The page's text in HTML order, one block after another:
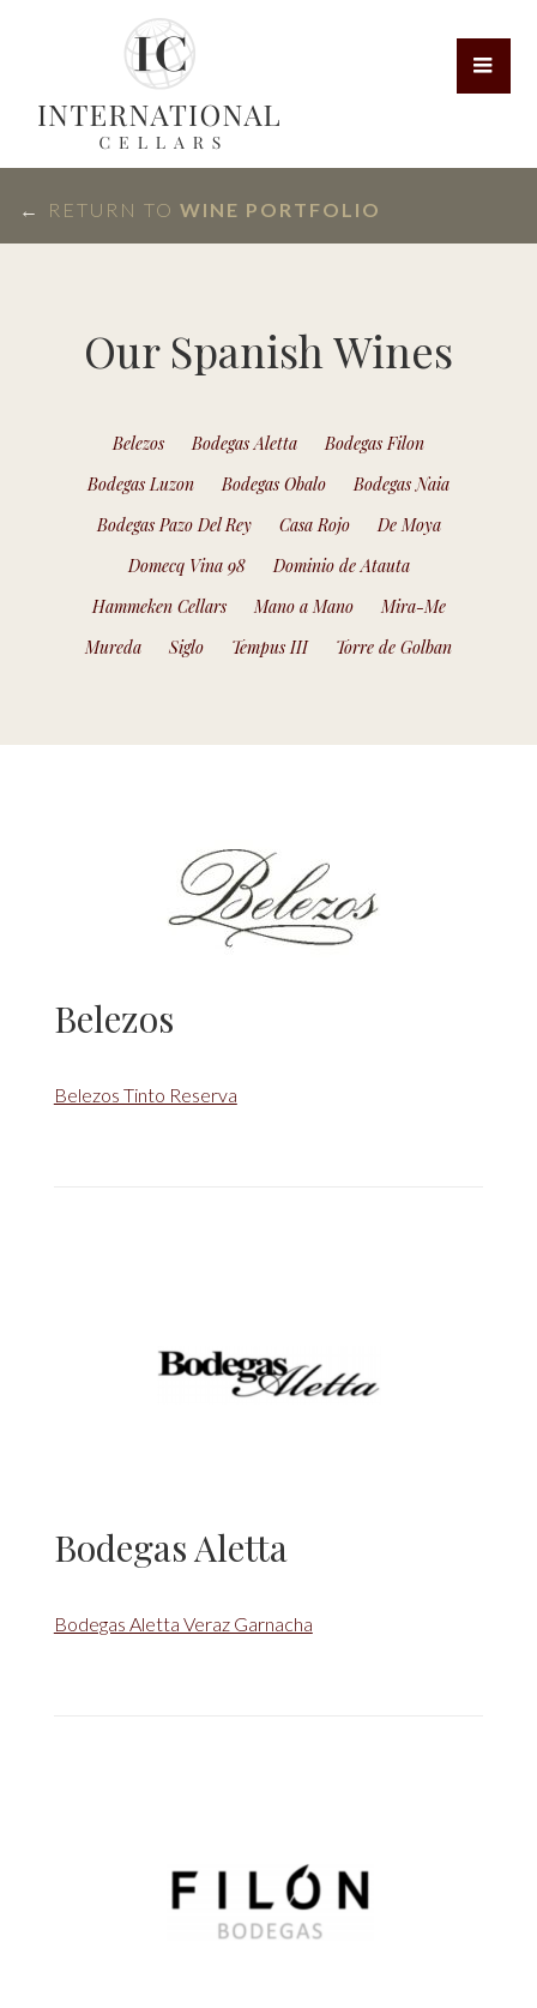
← RETURN TO WINE PORTFOLIO
Our Spanish Wines
Belezos Bodegas Aletta
Bodegas Filon
Bodegas Luzon
Bodegas Obalo
Bodegas Naia
Bodegas Pazo Del Rey
Casa Rojo
De Moya
Domecq Vina 98
Dominio de Atauta
Hammeken Cellars
Mano a Mano
Mira-Me
Mureda
Siglo Tempus III Torre de Golban
Belezos
Belezos Tinto Reserva
Bodegas Aletta
Bodegas Aletta Veraz Garnacha